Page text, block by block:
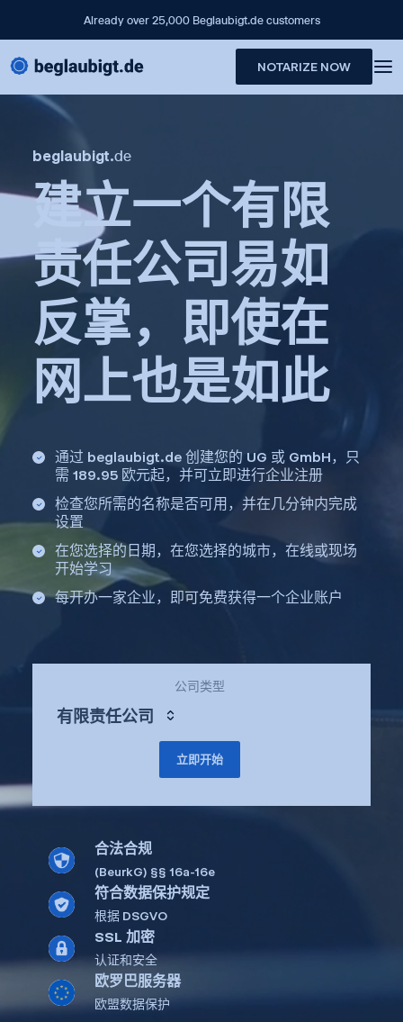
Already over 25,000 Beglaubigt.de customers
NOTARIZE NOW
beglaubigt.de
建立一个有限
责任公司易如
反掌，即使在
网上也是如此
通过 beglaubigt.de 创建您的 UG 或 GmbH，只
需 189.95 欧元起，并可立即进行企业注册
检查您所需的名称是否可用，并在几分钟内完成
设置
在您选择的日期，在您选择的城市，在线或现场
开始学习
每开办一家企业，即可免费获得一个企业账户
公司类型
有限责任公司
立即开始
合法合规
(BeurkG) §§ 16a-16e
符合数据保护规定
根据 DSGVO
SSL 加密
认证和安全
欧罗巴服务器
欧盟数据保护